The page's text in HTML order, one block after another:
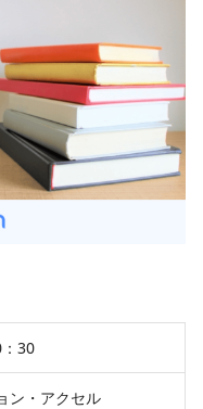
30
ン・アクセル